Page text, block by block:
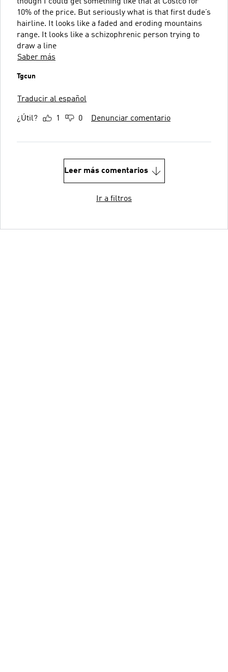
10% of the price. But seriously what is that first dude’s
hairline. It looks like a faded and eroding mountains
range. It looks like a schizophrenic person trying to
draw a line
Saber más
Tgcun
Traducir al español
¿Útil? 1 0 Denunciar comentario
Leer más comentarios
Ir a filtros